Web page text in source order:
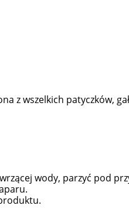
Krem Ochrona
50 ml Purles
z wszelkich patyczków,
wody, parzyć pod